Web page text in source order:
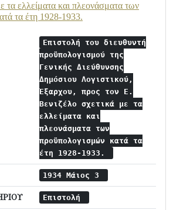
τα ελλείματα και πλεονάσματα των
τα έτη 1928-1933.
Επιστολή του διευθυντή
προϋπολογισμού της
Γενικής Διεύθυνσης
Δημόσιου Λογιστικού,
Έξαρχου, προς τον Ε.
Βενιζέλο σχετικά με τα
ελλείματα και
πλεονάσματα των
προϋπολογισμών κατά τα
έτη 1928-1933.
1934 Μάιος 3
Επιστολή